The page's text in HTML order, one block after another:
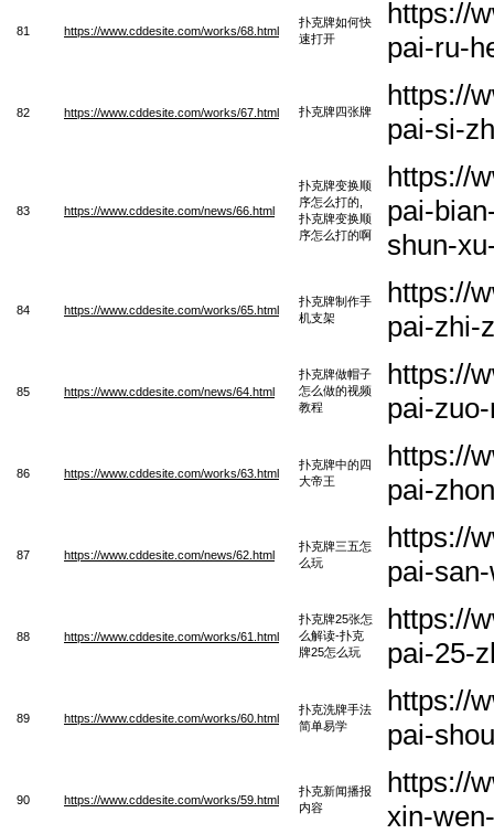
81 https://www.cddesite.com/works/68.html
扑克牌如何快
速打开
https://
pai-ru-
82 https://www.cddesite.com/works/67.html 扑克牌四张牌
https://
pai-si-
83 https://www.cddesite.com/news/66.html
扑克牌变换顺
序怎么打的,
扑克牌变换顺
序怎么打的啊
https://
pai-
shun-
84 https://www.cddesite.com/works/65.html
扑克牌制作手
机支架
https://
pai-zhi-
85 https://www.cddesite.com/news/64.html
扑克牌做帽子
怎么做的视频
教程
https://
pai-
86 https://www.cddesite.com/works/63.html
扑克牌中的四
大帝王
https://
pai-
87 https://www.cddesite.com/news/62.html
扑克牌三五怎
么玩
https://
pai-
88 https://www.cddesite.com/works/61.html
扑克牌25张怎
么解读-扑克
牌25怎么玩
https://
pai-25-
89 https://www.cddesite.com/works/60.html
扑克洗牌手法
简单易学
https://
pai-
90 https://www.cddesite.com/works/59.html
扑克新闻播报
内容
https://
xin-